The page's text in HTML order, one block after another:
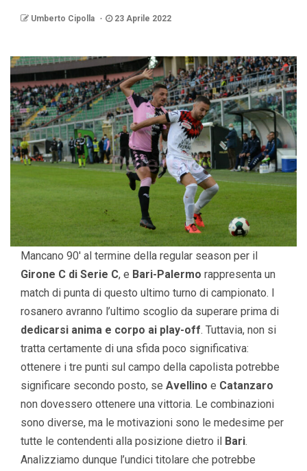
Umberto Cipolla 23 Aprile 2022
Mancano 90′ al termine della regular season per il
Girone C di Serie C, e Bari-Palermo rappresenta un
match di punta di questo ultimo turno di campionato. I
rosanero avranno l’ultimo scoglio da superare prima di
dedicarsi anima e corpo ai play-off. Tuttavia, non si
tratta certamente di una sfida poco significativa:
ottenere i tre punti sul campo della capolista potrebbe
significare secondo posto, se Avellino e Catanzaro
non dovessero ottenere una vittoria. Le combinazioni
sono diverse, ma le motivazioni sono le medesime per
tutte le contendenti alla posizione dietro il Bari.
Analizziamo dunque l’undici titolare che potrebbe